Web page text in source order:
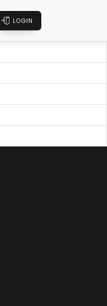
LOGIN